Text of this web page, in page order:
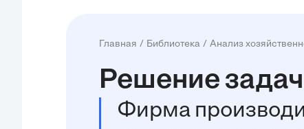
Главная Библиотека Анализ
Решение
Фирма